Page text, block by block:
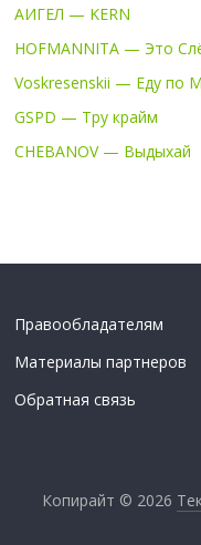
АИГЕЛ — KERN
HOFMANNITA — Это
Voskresenskii — Еду по
GSPD — Тру крайм
CHEBANOV — Выдыхай
Правообладателям
Материалы партнеров
Обратная связь
Копирайт © 2026